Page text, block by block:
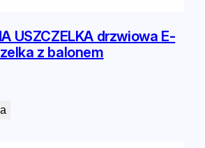
USZCZELKA drzwiowa E-
z balonem